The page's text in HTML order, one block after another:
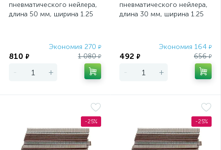
пневматического нейлера,
длина 50 мм, ширина 1.25
Экономия 270 ₽
810 ₽ 1 080₽
- +
пневматического нейлера,
длина 30 мм, ширина 1.25
Экономия 164 ₽
492 ₽ 656₽
- +
-25% -25%